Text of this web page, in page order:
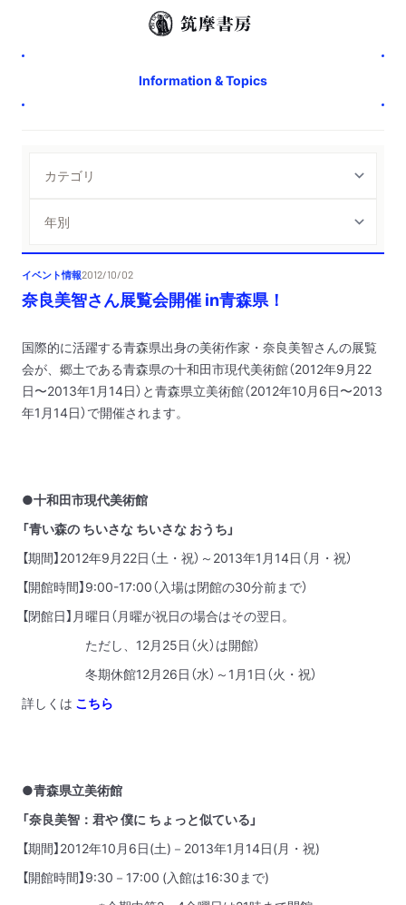
Information & Topics
イベント情報2012/10/02
奈良美智さん展覧会開催 in青森県！
国際的に活躍する青森県出身の美術作家・奈良美智さんの展覧
会が、郷土である青森県の十和田市現代美術館（2012年9月22
日〜2013年1月14日）と青森県立美術館（2012年10月6日〜2013
年1月14日）で開催されます。
●十和田市現代美術館
「青い森の ちいさな ちいさな おうち」
【期間】2012年9月22日（土・祝）～2013年1月14日（月・祝）
【開館時間】9:00-17:00（入場は閉館の30分前まで）
【閉館日】月曜日（月曜が祝日の場合はその翌日。
ただし、12月25日（火）は開館）
冬期休館12月26日（水）～1月1日（火・祝）
詳しくは こちら
●青森県立美術館
「奈良美智：君や 僕に ちょっと似ている」
【期間】2012年10月6日(土)－2013年1月14日(月・祝)
【開館時間】9:30－17:00 (入館は16:30まで)